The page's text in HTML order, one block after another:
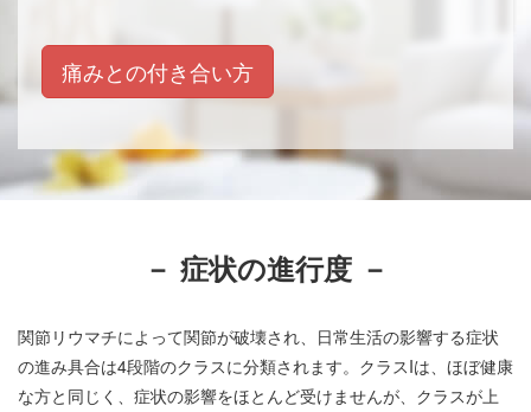
痛みとの付き合い方
－ 症状の進行度 －
関節リウマチによって関節が破壊され、日常生活の影響する症状
の進み具合は4段階のクラスに分類されます。クラスIは、ほぼ健康
な方と同じく、症状の影響をほとんど受けませんが、クラスが上